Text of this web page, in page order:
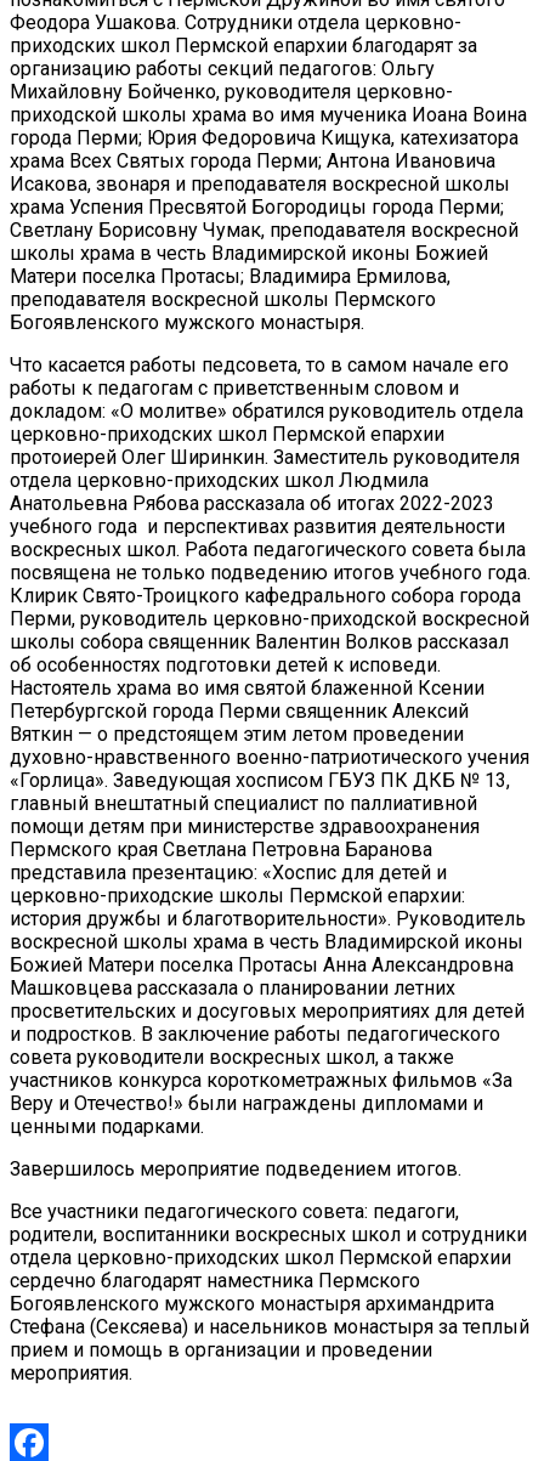
Феодора Ушакова. Сотрудники отдела церковно-
приходских школ Пермской епархии благодарят за
организацию работы секций педагогов: Ольгу
Михайловну Бойченко, руководителя церковно-
приходской школы храма во имя мученика Иоана Воина
города Перми; Юрия Федоровича Кищука, катехизатора
храма Всех Святых города Перми; Антона Ивановича
Исакова, звонаря и преподавателя воскресной школы
храма Успения Пресвятой Богородицы города Перми;
Светлану Борисовну Чумак, преподавателя воскресной
школы храма в честь Владимирской иконы Божией
Матери поселка Протасы; Владимира Ермилова,
преподавателя воскресной школы Пермского
Богоявленского мужского монастыря.
Что касается работы педсовета, то в самом начале его
работы к педагогам с приветственным словом и
докладом: «О молитве» обратился руководитель отдела
церковно-приходских школ Пермской епархии
протоиерей Олег Ширинкин. Заместитель руководителя
отдела церковно-приходских школ Людмила
Анатольевна Рябова рассказала об итогах 2022-2023
учебного года и перспективах развития деятельности
воскресных школ. Работа педагогического совета была
посвящена не только подведению итогов учебного года.
Клирик Свято-Троицкого кафедрального собора города
Перми, руководитель церковно-приходской воскресной
школы собора священник Валентин Волков рассказал
об особенностях подготовки детей к исповеди.
Настоятель храма во имя святой блаженной Ксении
Петербургской города Перми священник Алексий
Вяткин — о предстоящем этим летом проведении
духовно-нравственного военно-патриотического учения
«Горлица». Заведующая хосписом ГБУЗ ПК ДКБ № 13,
главный внештатный специалист по паллиативной
помощи детям при министерстве здравоохранения
Пермского края Светлана Петровна Баранова
представила презентацию: «Хоспис для детей и
церковно-приходские школы Пермской епархии:
история дружбы и благотворительности». Руководитель
воскресной школы храма в честь Владимирской иконы
Божией Матери поселка Протасы Анна Александровна
Машковцева рассказала о планировании летних
просветительских и досуговых мероприятиях для детей
и подростков. В заключение работы педагогического
совета руководители воскресных школ, а также
участников конкурса короткометражных фильмов «За
Веру и Отечество!» были награждены дипломами и
ценными подарками.
Завершилось мероприятие подведением итогов.
Все участники педагогического совета: педагоги,
родители, воспитанники воскресных школ и сотрудники
отдела церковно-приходских школ Пермской епархии
сердечно благодарят наместника Пермского
Богоявленского мужского монастыря архимандрита
Стефана (Сексяева) и насельников монастыря за теплый
прием и помощь в организации и проведении
мероприятия.